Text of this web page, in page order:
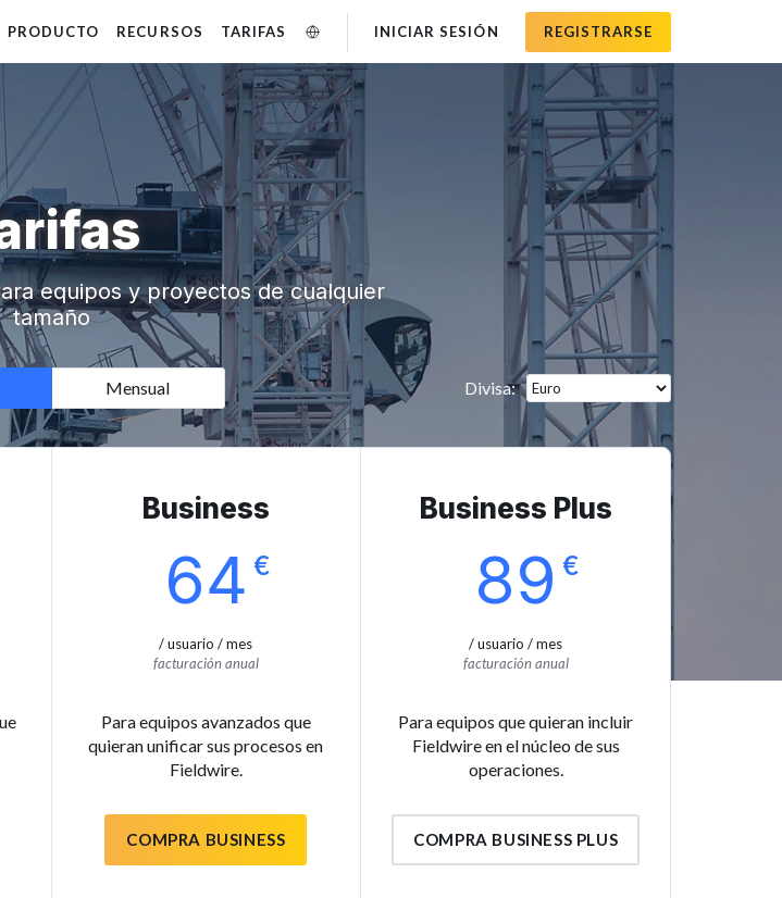
PRODUCTO RECURSOS TARIFAS INICIAR SESIÓN REGISTRARSE
equipos y proyectos de cualquier
tamaño
Mensual Divisa:
Business
€
64
/ usuario / mes
facturación anual
Para equipos avanzados que
quieran unificar sus procesos en
Fieldwire.
COMPRA BUSINESS
Business Plus
€
89
/ usuario / mes
facturación anual
Para equipos que quieran incluir
Fieldwire en el núcleo de sus
operaciones.
COMPRA BUSINESS PLUS